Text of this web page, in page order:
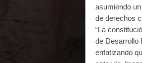
asumiendo
de derechos
“La
de Desarrollo
enfatizando